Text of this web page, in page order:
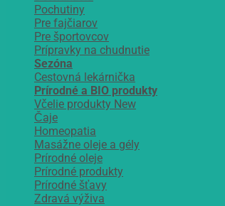
Pochutiny
Pre fajčiarov
Pre športovcov
Prípravky na chudnutie
Sezóna
Cestovná lekárnička
Prírodné a BIO produkty
Včelie produkty
Čaje
Homeopatia
Masážne oleje a gély
Prírodné oleje
Prírodné produkty
Prírodné šťavy
Zdravá výživa